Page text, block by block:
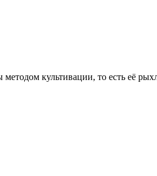
культивации, то есть её